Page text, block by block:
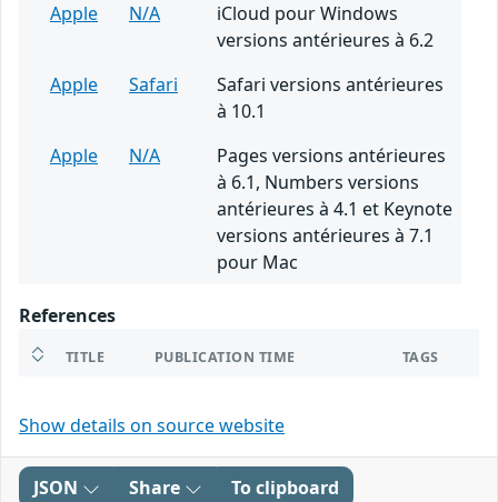
Apple
N/A
iCloud pour Windows
versions antérieures à 6.2
Apple
Safari
Safari versions antérieures
à 10.1
Apple
N/A
Pages versions antérieures
à 6.1, Numbers versions
antérieures à 4.1 et Keynote
versions antérieures à 7.1
pour Mac
References
TITLE PUBLICATION TIME TAGS
Show details on source website
JSON Share To clipboard